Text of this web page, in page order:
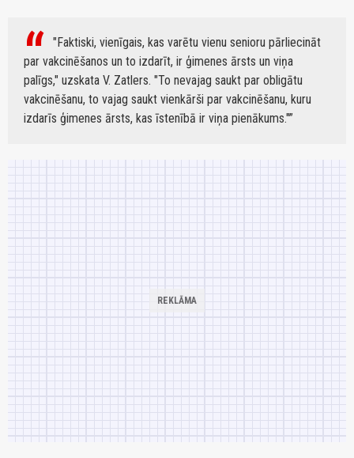
"Faktiski, vienīgais, kas varētu vienu senioru pārliecināt
par vakcinēšanos un to izdarīt, ir ģimenes ārsts un viņa
palīgs," uzskata V. Zatlers. "To nevajag saukt par obligātu
vakcinēšanu, to vajag saukt vienkārši par vakcinēšanu, kuru
izdarīs ģimenes ārsts, kas īstenībā ir viņa pienākums."